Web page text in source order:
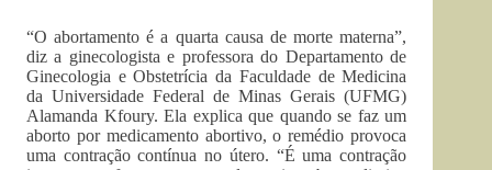
“O abortamento é a quarta causa de morte materna”,
diz a ginecologista e professora do Departamento de
Ginecologia e Obstetrícia da Faculdade de Medicina
da Universidade Federal de Minas Gerais (UFMG)
Alamanda Kfoury. Ela explica que quando se faz um
aborto por medicamento abortivo, o remédio provoca
uma contração contínua no útero. “É uma contração